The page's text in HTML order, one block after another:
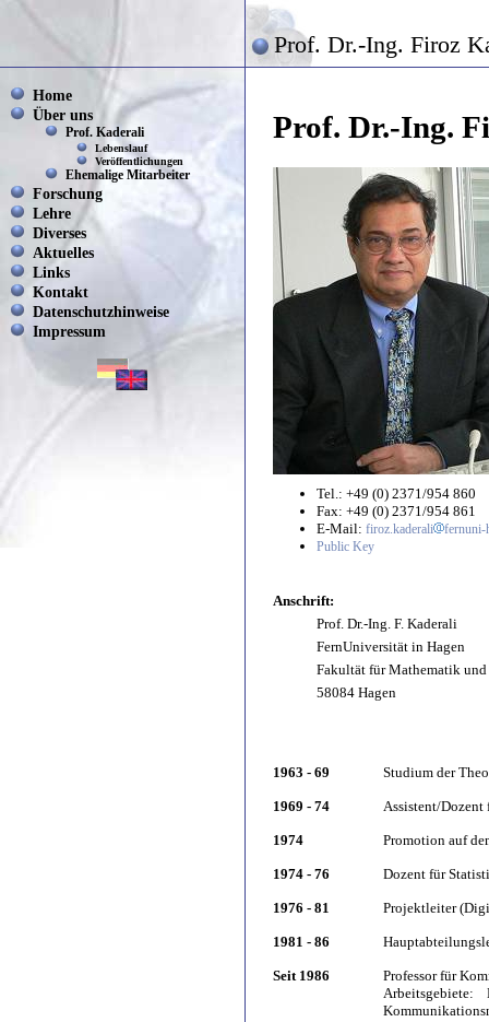
Prof. Dr.-Ing. Firoz
Home
Über uns
Prof. Kaderali
Lebenslauf
Veröffentlichungen
Ehemalige Mitarbeiter
Forschung
Lehre
Diverses
Aktuelles
Links
Kontakt
Datenschutzhinweise
Impressum
Prof. Dr.-Ing.
Tel.: +49 (0) 2371/954 860
Fax: +49 (0) 2371/954 861
E-Mail: firoz.kaderali
fernuni-
Public Key
Anschrift:
Prof. Dr.-Ing. F. Kaderali
FernUniversität in Hagen
Fakultät für Mathematik
58084 Hagen
1963 - 69 Studium der
1969 - 74 Assistent/Dozent
1974 Promotion auf
1974 - 76 Dozent für
1976 - 81 Projektleiter
1981 - 86
Seit 1986
Professor für